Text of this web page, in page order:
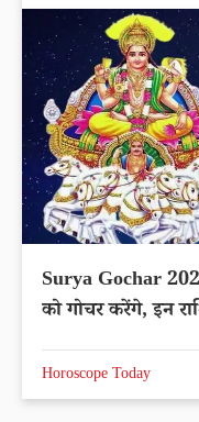
Surya Gochar
को गोचर करेंगे, इन
Horoscope Today